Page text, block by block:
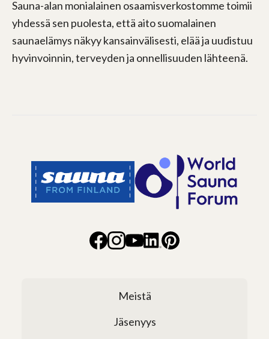
Sauna-alan monialainen osaamisverkostomme toimii
yhdessä sen puolesta, että aito suomalainen
saunaelämys näkyy kansainvälisesti, elää ja uudistuu
hyvinvoinnin, terveyden ja onnellisuuden lähteenä.
Meistä
Jäsenyys